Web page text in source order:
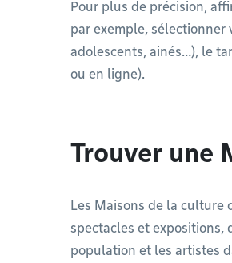
Pour plus de précision,
par exemple,
adolescents, ainés…), le
ou en ligne).
Trouver une
Les Maisons de la culture
spectacles et expositions,
population et les artistes